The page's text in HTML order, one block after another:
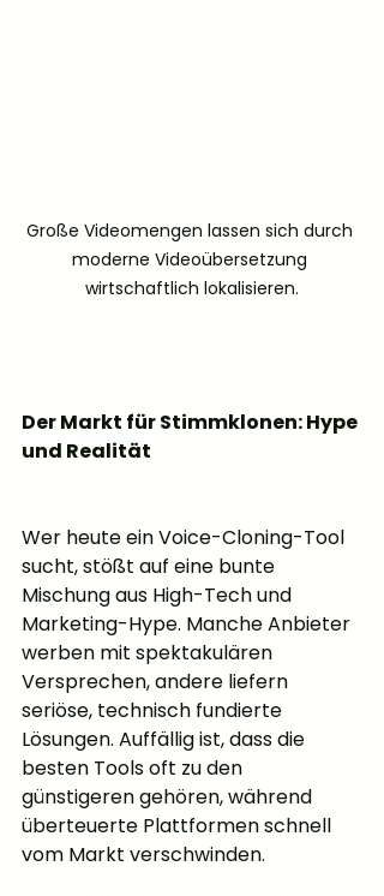
Große Videomengen lassen sich durch
moderne Videoübersetzung
wirtschaftlich lokalisieren.
Der Markt für Stimmklonen: Hype
und Realität
Wer heute ein Voice-Cloning-Tool
sucht, stößt auf eine bunte
Mischung aus High-Tech und
Marketing-Hype. Manche Anbieter
werben mit spektakulären
Versprechen, andere liefern
seriöse, technisch fundierte
Lösungen. Auffällig ist, dass die
besten Tools oft zu den
günstigeren gehören, während
überteuerte Plattformen schnell
vom Markt verschwinden.